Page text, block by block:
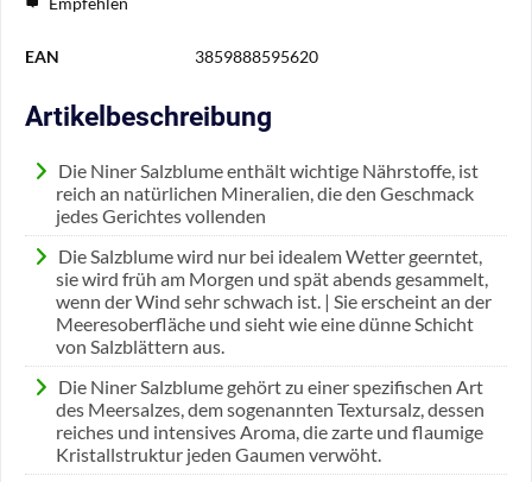
EAN 3859888595620
Artikelbeschreibung
Die Niner Salzblume enthält wichtige Nährstoffe, ist
reich an natürlichen Mineralien, die den Geschmack
jedes Gerichtes vollenden
Die Salzblume wird nur bei idealem Wetter geerntet,
sie wird früh am Morgen und spät abends gesammelt,
wenn der Wind sehr schwach ist. | Sie erscheint an der
Meeresoberfläche und sieht wie eine dünne Schicht
von Salzblättern aus.
Die Niner Salzblume gehört zu einer spezifischen Art
des Meersalzes, dem sogenannten Textursalz, dessen
reiches und intensives Aroma, die zarte und flaumige
Kristallstruktur jeden Gaumen verwöht.